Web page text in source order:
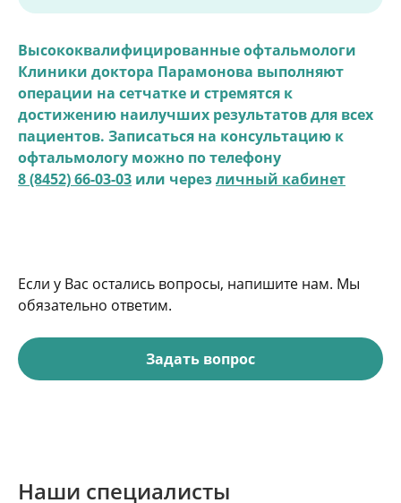
Высококвалифицированные офтальмологи
Клиники доктора Парамонова выполняют
операции на сетчатке и стремятся к
достижению наилучших результатов для всех
пациентов. Записаться на консультацию к
офтальмологу можно по телефону
8 (8452) 66-03-03 или черезличный кабинет
Если у Вас остались вопросы, напишите нам. Мы
обязательно ответим.
Задать вопрос
Наши специалисты